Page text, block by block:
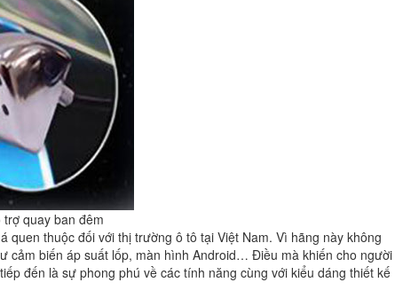
quay ban đêm
quen thuộc đối với thị trường ô tô tại Việt Nam. Vì hãng này không
cảm biến áp suất lốp, màn hình Android… Điều mà khiến cho người
đến là sự phong phú về các tính năng cùng với kiểu dáng thiết kế